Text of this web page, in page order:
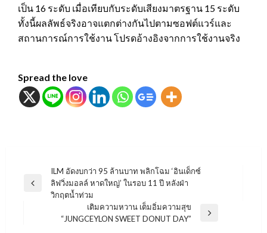
เป็น 16 ระดับ เมื่อเทียบกับระดับเสียงมาตรฐาน 15 ระดับ
ทั้งนี้ผลลัพธ์จริงอาจแตกต่างกันไปตามซอฟต์แวร์และ
สถานการณ์การใช้งาน โปรดอ้างอิงจากการใช้งานจริง
Spread the love
แนะแนว
เรื่อง
Previous
ILM อัดงบกว่า 95 ล้านบาท พลิกโฉม ‘อินเด็กซ์
ลิฟวิ่งมอลล์ หาดใหญ่’ ในรอบ 11 ปี หลังฝ่า
วิกฤตน้ำท่วม
เติมความหวาน เต็มอิ่มความสุข
“JUNGCEYLON SWEET DONUT DAY”